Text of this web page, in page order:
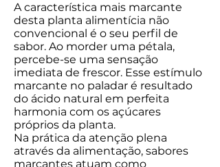
A característica mais marcante
desta planta alimentícia não
convencional é o seu perfil de
sabor. Ao morder uma pétala,
percebe-se uma sensação
imediata de frescor. Esse estímulo
marcante no paladar é resultado
do ácido natural em perfeita
harmonia com os açúcares
próprios da planta.
Na prática da atenção plena
através da alimentação, sabores
marcantes atuam como